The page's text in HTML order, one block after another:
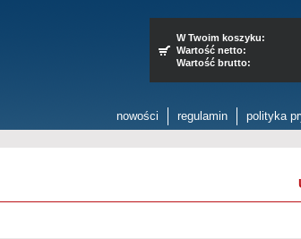
W Twoim koszyku:
Wartość netto:
Wartość brutto:
nowości regulamin polityka